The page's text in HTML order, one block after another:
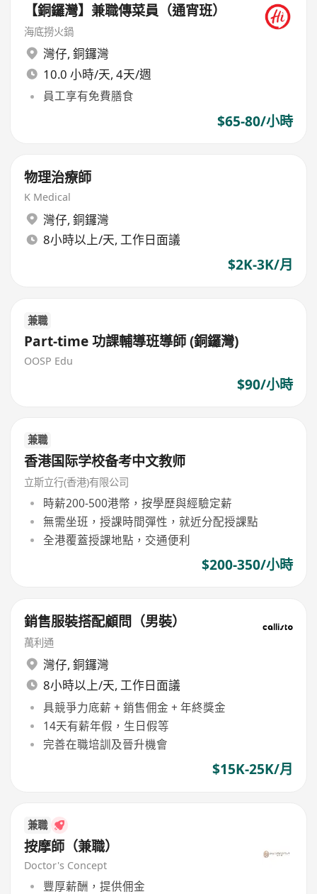
【銅鑼灣】兼職傳菜員（通宵班）
海底撈火鍋
灣仔, 銅鑼灣
10.0 小時/天, 4天/週
員工享有免費膳食
$65-80/小時
物理治療師
K Medical
灣仔, 銅鑼灣
8小時以上/天, 工作日面議
$2K-3K/月
兼職
Part-time 功課輔導班導師 (銅鑼灣)
OOSP Edu
$90/小時
兼職
香港国际学校备考中文教师
立斯立行(香港)有限公司
時薪200-500港幣，按學歷與經驗定薪
無需坐班，授課時間彈性，就近分配授課點
全港覆蓋授課地點，交通便利
$200-350/小時
銷售服裝搭配顧問（男裝）
萬利通
灣仔, 銅鑼灣
8小時以上/天, 工作日面議
具競爭力底薪 + 銷售佣金 + 年終獎金
14天有薪年假，生日假等
完善在職培訓及晉升機會
$15K-25K/月
兼職
按摩師（兼職）
Doctor's Concept
豐厚薪酬，提供佣金